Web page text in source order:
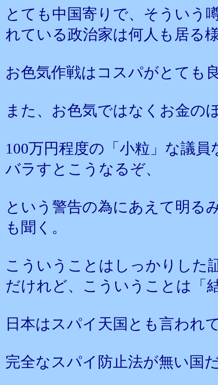
とても中国寄りで、そういう
れている政治家は何人も居る
お色気作戦はコスパがとても
また、お色気ではなくお金の
100万円程度の「小粒」な議
バラすとこうなるぞ、
という警告の為にあえて明る
も聞く。
こういうことはしっかりした
だけれど、こういうことは「
日本はスパイ天国とも言われ
完全なスパイ防止法が無い国